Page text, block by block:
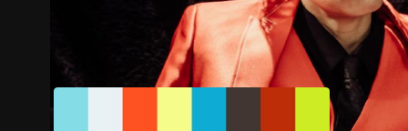
ภาพนิ่ง เนื้อหาที่แนะนำ รายละเอียด